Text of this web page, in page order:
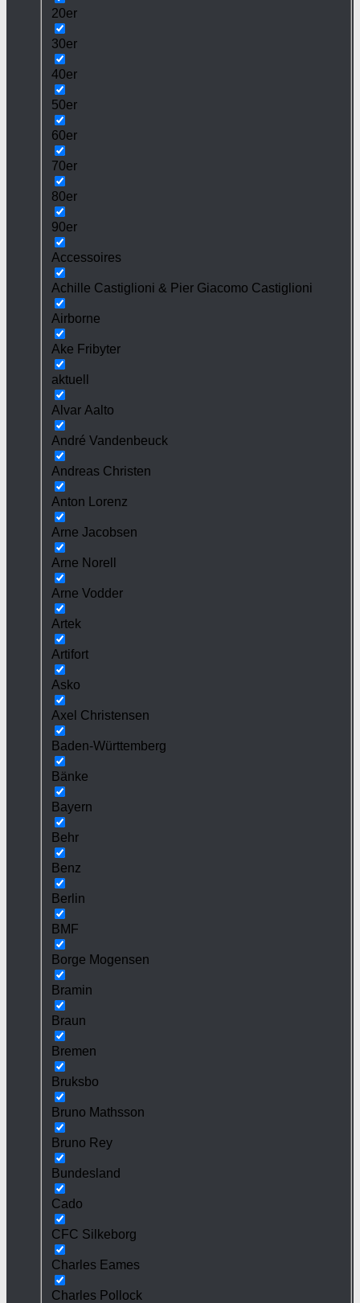
20er
30er
40er
50er
60er
70er
80er
90er
Accessoires
Achille Castiglioni & Pier Giacomo Castiglioni
Airborne
Ake Fribyter
aktuell
Alvar Aalto
André Vandenbeuck
Andreas Christen
Anton Lorenz
Arne Jacobsen
Arne Norell
Arne Vodder
Artek
Artifort
Asko
Axel Christensen
Baden-Württemberg
Bänke
Bayern
Behr
Benz
Berlin
BMF
Borge Mogensen
Bramin
Braun
Bremen
Bruksbo
Bruno Mathsson
Bruno Rey
Bundesland
Cado
CFC Silkeborg
Charles Eames
Charles Pollock